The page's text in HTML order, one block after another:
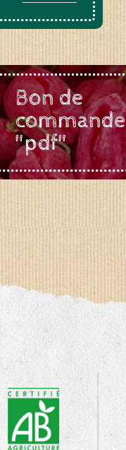
Bon de
commande
"pdf"